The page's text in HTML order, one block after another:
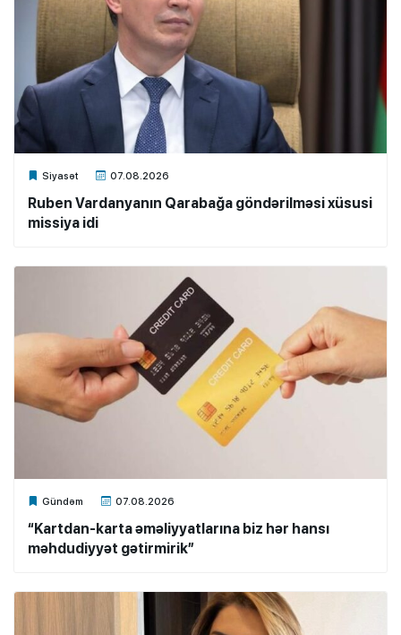
Siyasət 07.08.2026
Xalq.Online
Ruben Vardanyanın Qarabağa göndərilməsi xüsusi
missiya idi
Gündəm 07.08.2026
Xalq.Online
“Kartdan-karta əməliyyatlarına biz hər hansı
məhdudiyyət gətirmirik”